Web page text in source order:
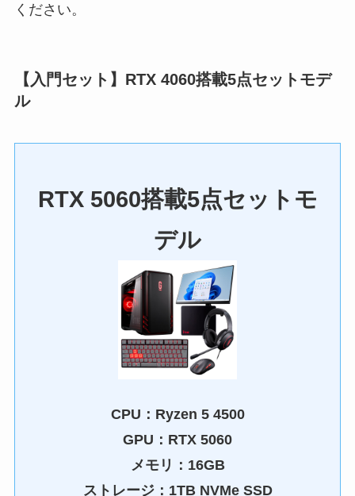
ください。
【入門セット】 RTX 4060搭載5点セットモデ
ル
RTX 5060搭載5点セットモ
デル
CPU： Ryzen 5 4500
GPU： RTX 5060
メモリ：16GB
ストレージ：1TB NVMe SSD